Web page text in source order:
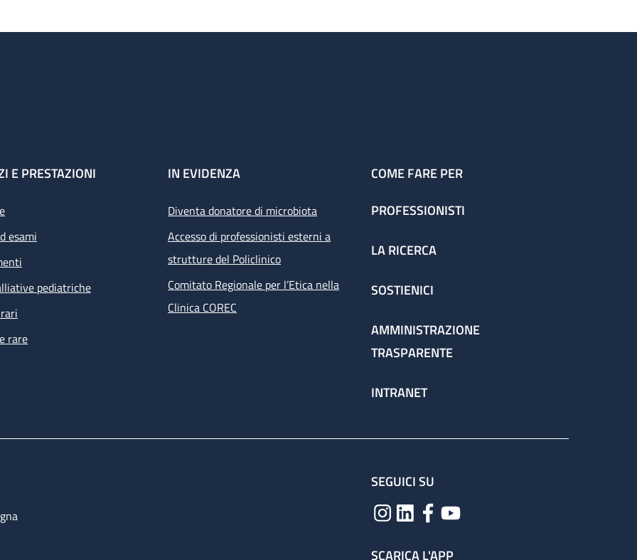
E PRESTAZIONI
esami
pediatriche
rare
IN EVIDENZA
Diventa donatore di microbiota
Accesso di professionisti esterni a
strutture del Policlinico
Comitato Regionale per l’Etica nella
Clinica COREC
COME FARE PER
PROFESSIONISTI
LA RICERCA
SOSTIENICI
AMMINISTRAZIONE
TRASPARENTE
INTRANET
SEGUICI SU
SCARICA L'APP